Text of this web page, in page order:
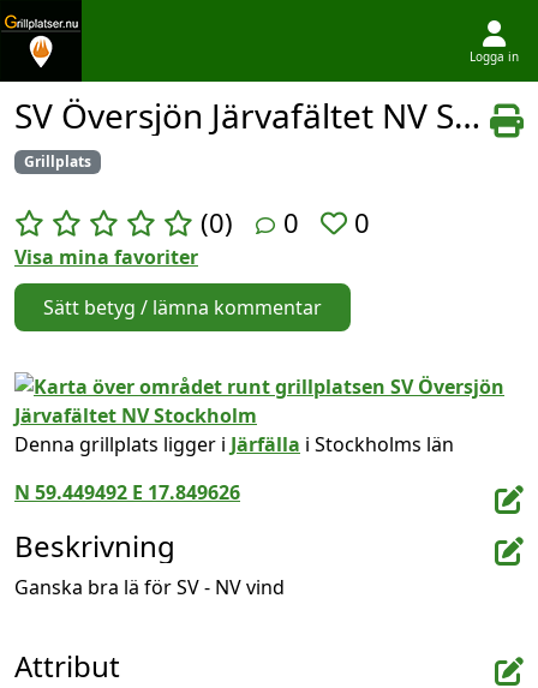
Hoppa till innehållet
Logga in
SV Översjön Järvafältet NV Stockholm
Grillplats
(0) 0 0
Visa mina favoriter
Sätt betyg / lämna kommentar
Denna grillplats ligger i Järfälla i Stockholms län
N 59.449492 E 17.849626
Beskrivning
Ganska bra lä för SV - NV vind
Attribut